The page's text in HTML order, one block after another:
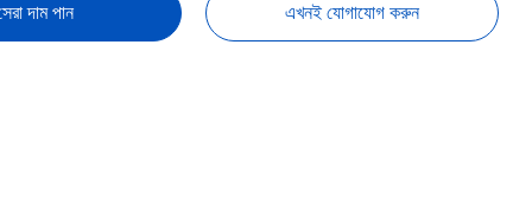
দাম পান এখনই যোগাযোগ করুন